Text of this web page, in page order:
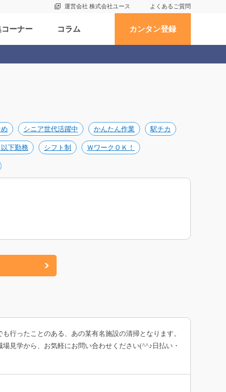
運営会社 株式会社ユース よくあるご質問
ーナー コラム カンタン登録
シニア世代活躍中 かんたん作業 駅チカ
下勤務 シフト制 ＷワークＯＫ！
行ったことのある、あの某有名施設の清掃となります。
見学から、お気軽にお問い合わせください(^^♪日払い・